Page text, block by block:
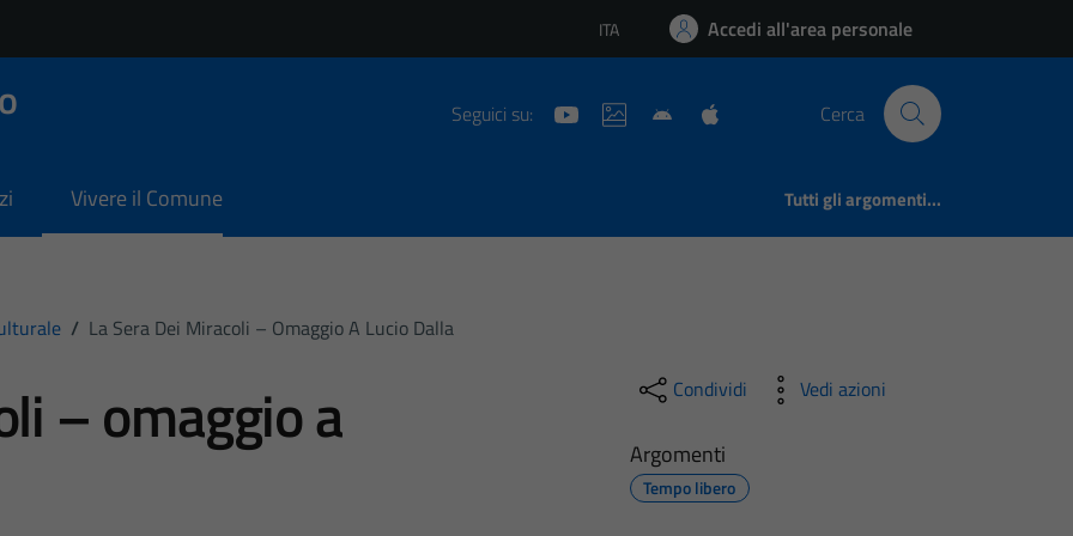
Lingua attiva:
ITA Accedi all'area personale
Seguici su: Cerca
Vivere il Comune Tutti gli argomenti...
/ La Sera Dei Miracoli – Omaggio A Lucio Dalla
– omaggio a
Condividi Vedi azioni
Argomenti
Tempo libero